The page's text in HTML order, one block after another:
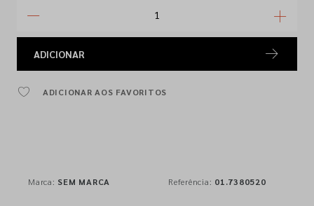
ADICIONAR
ADICIONAR AOS FAVORITOS
Marca: SEM MARCA Referência: 01.7380520